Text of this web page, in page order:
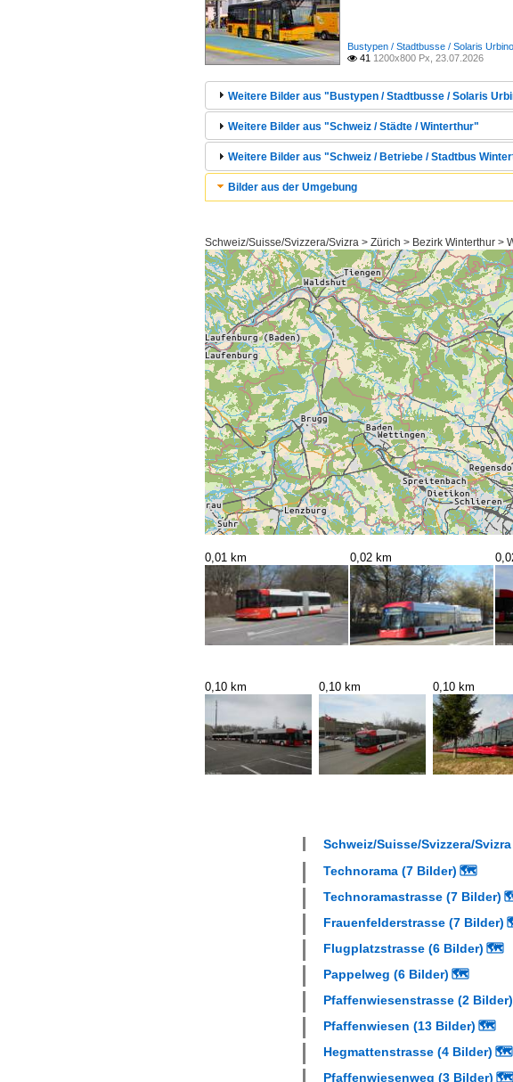
Bustypen / Stadtbusse / Solaris Urbino
 41 1200x800 Px, 23.07.2026
Weitere Bilder aus "Bustypen / Stadtbusse / Solaris
Weitere Bilder aus "Schweiz / Städte / Winterthur"
Weitere Bilder aus "Schweiz / Betriebe / Stadtbus
Bilder aus der Umgebung
Schweiz/Suisse/Svizzera/Svizra > Zürich > Bezirk Winterthur >
0,01 km 0,02 km
0,10 km 0,10 km 0,10 km
Schweiz/Suisse/Svizzera/
Technorama (7 Bilder) 🗺
Technoramastrasse (7 Bilder)
Frauenfelderstrasse (7 Bilder)
Flugplatzstrasse (6 Bilder) 🗺
Pappelweg (6 Bilder) 🗺
Pfaffenwiesenstrasse (2 Bilder)
Pfaffenwiesen (13 Bilder) 🗺
Hegmattenstrasse (4 Bilder) 🗺
Pfaffenwiesenweg (3 Bilder) 🗺